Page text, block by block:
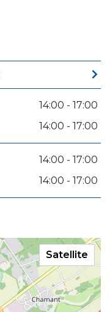
14:00 - 17:00
14:00 - 17:00
14:00 - 17:00
14:00 - 17:00
Satellite